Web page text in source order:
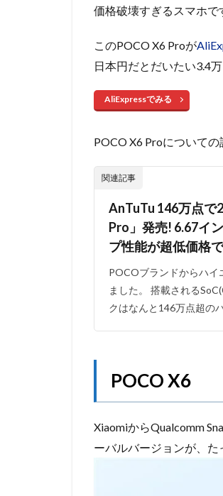
価格破壊すぎるスマホで
このPOCO X6 Proが
日本円だとだいたい3.4万
AliExpressでみる
POCO X6 Proについて
関連記事
AnTuTu 146万点で
Pro」発売! 6.67イ
プ性能が超低価格
POCOブランドからハイ
ました。 搭載される
クはなんと146万点超の
POCO X6
XiaomiからQualcomm
ーバルバージョンが、た